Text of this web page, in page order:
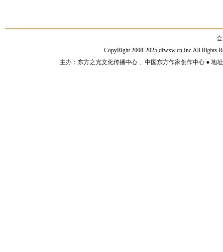
CopyRight 2008-2025,dfwxw.cn,Inc.All Rights
主办：东方之光文化传播中心 、中国东方作家创作中心 ● 地